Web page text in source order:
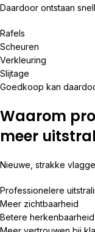
Daardoor ontstaan
Rafels
Scheuren
Verkleuring
Slijtage
Goedkoop kan
Waarom
meer
Nieuwe, strakke
Professionelere
Meer zichtbaarheid
Betere herkenbaarheid